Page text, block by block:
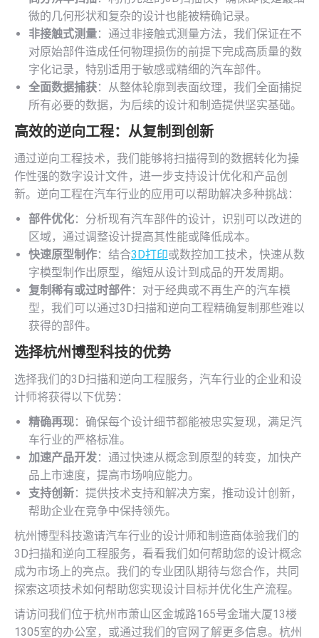
微的几何形状和复杂的设计也能被精确记录。
非接触式测量：通过非接触式测量方法，我们保证在不
对原始部件造成任何物理损伤的前提下完成高质量的数
字化记录，特别适用于敏感或精细的汽车部件。
全面数据捕获：从整体轮廓到表面纹理，我们全面捕捉
所有必要的数据，为后续的设计和制造提供坚实基础。
高效的逆向工程：从复制到创新
通过逆向工程技术，我们能够将扫描得到的数据转化为操
作性强的数字设计文件，进一步支持设计优化和产品创
新。逆向工程在汽车行业的应用可以帮助解决多种挑战：
部件优化：分析现有汽车部件的设计，识别可以改进的
区域，通过调整设计提高其性能或降低成本。
快速原型制作：结合3D打印或数控加工技术，快速从数
字模型制作出原型，缩短从设计到成品的开发周期。
复制稀有或过时部件：对于经典或不再生产的汽车模
型，我们可以通过3D扫描和逆向工程精确复制那些难以
获得的部件。
选择杭州博型科技的优势
选择我们的3D扫描和逆向工程服务，汽车行业的企业和设
计师将获得以下优势：
精确再现：确保每个设计细节都能被忠实复现，满足汽
车行业的严格标准。
加速产品开发：通过快速从概念到原型的转变，加快产
品上市速度，提高市场响应能力。
支持创新：提供技术支持和解决方案，推动设计创新，
帮助企业在竞争中保持领先。
杭州博型科技邀请汽车行业的设计师和制造商体验我们的
3D扫描和逆向工程服务，看看我们如何帮助您的设计概念
成为市场上的亮点。我们的专业团队期待与您合作，共同
探索这项技术如何帮助您实现设计目标并优化生产流程。
请访问我们位于杭州市萧山区金城路165号金瑞大厦13楼
1305室的办公室，或通过我们的官网了解更多信息。杭州